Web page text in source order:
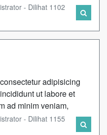
- Dilihat 1102
adipisicing
ut labore et
ad minim veniam,
- Dilihat 1155